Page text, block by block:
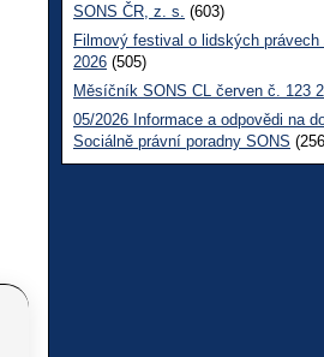
SONS ČR, z. s. (603)
Filmový festival o lidských právech
2026 (505)
Měsíčník SONS CL červen č. 123
05/2026 Informace a odpovědi na
Sociálně právní poradny SONS